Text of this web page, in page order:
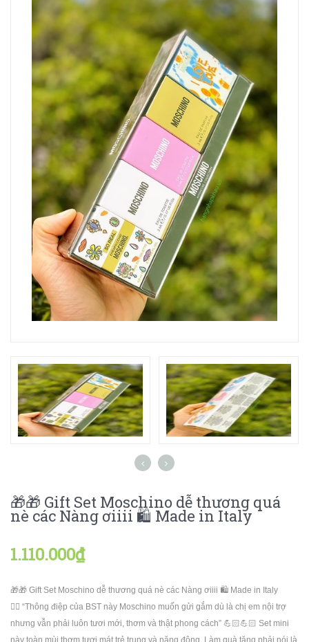
🎁🎁 Gift Set Moschino dễ thương quá
nè các Nàng ơiiii 🛍 Made in Italy
1.110.000₫
🎁🎁 Gift Set Moschino dễ thương quá nè các Nàng ơiiii 🛍 Made in Italy
✍🏻 “Thông điệp của BST này Moschino muốn gửi gắm dù là chị em nội trợ
nhưng vẫn phải luôn tươi mới, thơm và thật phong cách” 💪🏻💪🏻 Set mini
này toàn mùi thơm tươi mát trẻ trung và năng động. Làm quà tặng phải nói là